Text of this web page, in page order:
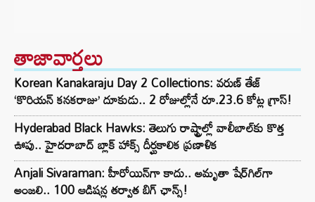
తాజావార్తలు
Korean Kanakaraju Day 2 Collections: వరుణ్ తేజ్
‘కొరియన్ కనకరాజు’ దూకుడు.. 2 రోజుల్లోనే రూ.23.6 కోట్ల గ్రాస్!
Hyderabad Black Hawks: తెలుగు రాష్ట్రాల్లో వాలీబాల్‌కు కొత్త
ఊపు.. హైదరాబాద్ బ్లాక్ హాక్స్ దీర్ఘకాలిక ప్రణాళిక
Anjali Sivaraman: హీరోయిన్‌గా కాదు.. అమృతా షేర్‌గిల్‌గా
అంజలి.. 100 ఆడిషన్ల తర్వాత బిగ్ ఛాన్స్!